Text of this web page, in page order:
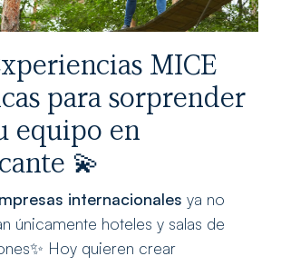
MICE
para sorprender
equipo en
💫
internacionales ya no
únicamente hoteles y salas de
Hoy quieren crear